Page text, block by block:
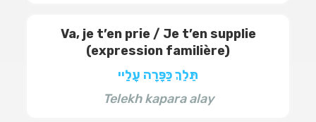
Va, je t’en prie / Je t’en supplie
(expression familière)
תֵּלֵךְ כַּפָּרָה עָלַיי
Telekh kapara alay